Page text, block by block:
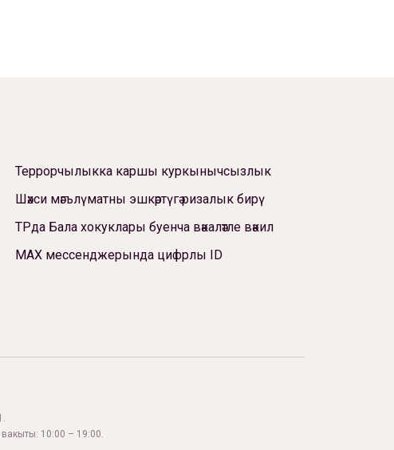
Террорчылыкка каршы куркынычсызлык
Шәхси мәгълүматны эшкәртүгә ризалык бирү
ТРда Бала хокуклары буенча вәкаләтле вәкил
МАХ мессенджерында цифрлы ID
10:00 – 19:00.